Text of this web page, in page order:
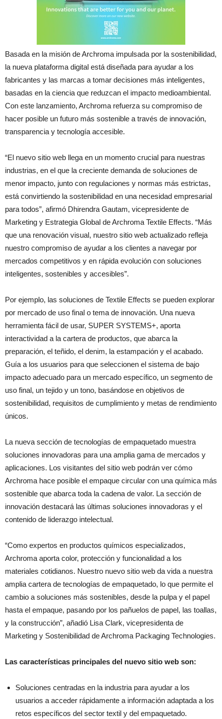
Basada en la misión de Archroma impulsada por la sostenibilidad,
la nueva plataforma digital está diseñada para ayudar a los
fabricantes y las marcas a tomar decisiones más inteligentes,
basadas en la ciencia que reduzcan el impacto medioambiental.
Con este lanzamiento, Archroma refuerza su compromiso de
hacer posible un futuro más sostenible a través de innovación,
transparencia y tecnología accesible.
“El nuevo sitio web llega en un momento crucial para nuestras
industrias, en el que la creciente demanda de soluciones de
menor impacto, junto con regulaciones y normas más estrictas,
está convirtiendo la sostenibilidad en una necesidad empresarial
para todos”, afirmó Dhirendra Gautam, vicepresidente de
Marketing y Estrategia Global de Archroma Textile Effects. “Más
que una renovación visual, nuestro sitio web actualizado refleja
nuestro compromiso de ayudar a los clientes a navegar por
mercados competitivos y en rápida evolución con soluciones
inteligentes, sostenibles y accesibles”.
Por ejemplo, las soluciones de Textile Effects se pueden explorar
por mercado de uso final o tema de innovación. Una nueva
herramienta fácil de usar, SUPER SYSTEMS+, aporta
interactividad a la cartera de productos, que abarca la
preparación, el teñido, el denim, la estampación y el acabado.
Guía a los usuarios para que seleccionen el sistema de bajo
impacto adecuado para un mercado específico, un segmento de
uso final, un tejido y un tono, basándose en objetivos de
sostenibilidad, requisitos de cumplimiento y metas de rendimiento
únicos.
La nueva sección de tecnologías de empaquetado muestra
soluciones innovadoras para una amplia gama de mercados y
aplicaciones. Los visitantes del sitio web podrán ver cómo
Archroma hace posible el empaque circular con una química más
sostenible que abarca toda la cadena de valor. La sección de
innovación destacará las últimas soluciones innovadoras y el
contenido de liderazgo intelectual.
“Como expertos en productos químicos especializados,
Archroma aporta color, protección y funcionalidad a los
materiales cotidianos. Nuestro nuevo sitio web da vida a nuestra
amplia cartera de tecnologías de empaquetado, lo que permite el
cambio a soluciones más sostenibles, desde la pulpa y el papel
hasta el empaque, pasando por los pañuelos de papel, las toallas,
y la construcción”, añadió Lisa Clark, vicepresidenta de
Marketing y Sostenibilidad de Archroma Packaging Technologies.
Las características principales del nuevo sitio web son:
Soluciones centradas en la industria para ayudar a los
usuarios a acceder rápidamente a información adaptada a los
retos específicos del sector textil y del empaquetado.